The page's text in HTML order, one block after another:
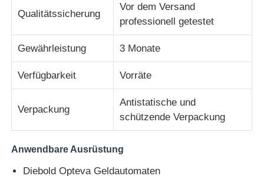
Nachrichten
Alle Fälle
Referenzen
Qualitätssicherung
Vor dem Versand
professionell getestet
Gewährleistung 3 Monate
Verfügbarkeit Vorräte
Verpackung
Antistatische und
schützende Verpackung
Anwendbare Ausrüstung
Diebold Opteva Geldautomaten